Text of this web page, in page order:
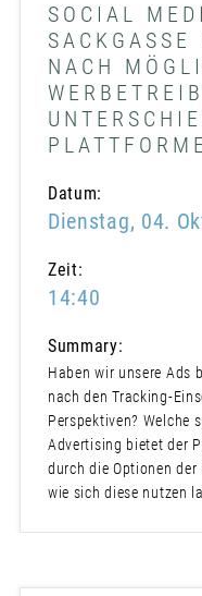
SOCIAL
NACH
Datum:
Dienstag, 04.
Zeit:
14:40
Summary:
Haben wir unsere Ads
nach den Tracking-
Perspektiven? Welche
Advertising bietet der
durch die Optionen
wie sich diese nutzen